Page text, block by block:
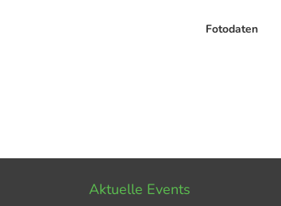
Fotodaten
Aktuelle Events